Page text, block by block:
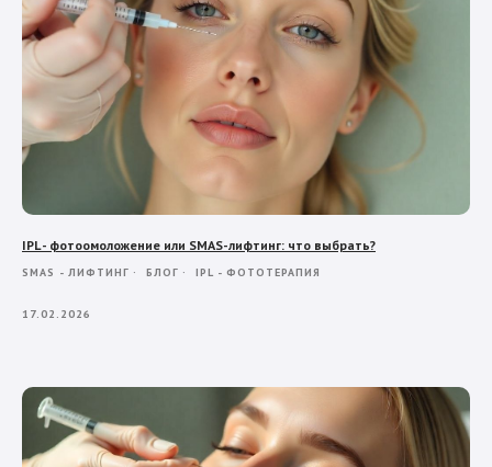
IPL - фотоомоложение или SMAS-лифтинг: что выбрать?
SMAS - ЛИФТИНГ БЛОГ IPL - ФОТОТЕРАПИЯ
17.02.2026